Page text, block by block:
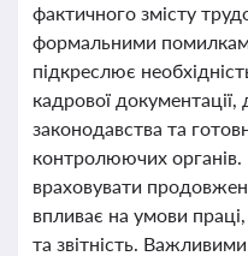
фактичного змісту
формальними
підкреслює
кадрової
законодавства та
контролюючих
враховувати
впливає на умови праці,
та звітність.